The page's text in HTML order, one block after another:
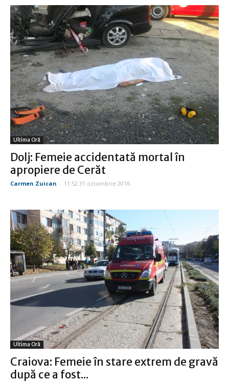
Ultima Oră
Dolj: Femeie accidentată mortal în
apropiere de Cerăt
Carmen Zuican - 11:52 31 octombrie 2016
Ultima Oră
Craiova: Femeie în stare extrem de gravă
după ce a fost...